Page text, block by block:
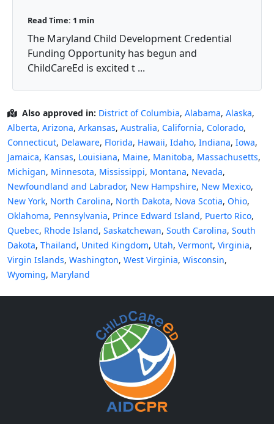
Read Time: 1 min
The Maryland Child Development Credential
Funding Opportunity has begun and
ChildCareEd is excited t ...
Also approved in: District of Columbia, Alabama, Alaska,
Alberta, Arizona, Arkansas, Australia, California, Colorado,
Connecticut, Delaware, Florida, Hawaii, Idaho, Indiana, Iowa,
Jamaica, Kansas, Louisiana, Maine, Manitoba, Massachusetts,
Michigan, Minnesota, Mississippi, Montana, Nevada,
Newfoundland and Labrador, New Hampshire, New Mexico,
New York, North Carolina, North Dakota, Nova Scotia, Ohio,
Oklahoma, Pennsylvania, Prince Edward Island, Puerto Rico,
Quebec, Rhode Island, Saskatchewan, South Carolina, South
Dakota, Thailand, United Kingdom, Utah, Vermont, Virginia,
Virgin Islands, Washington, West Virginia, Wisconsin,
Wyoming, Maryland